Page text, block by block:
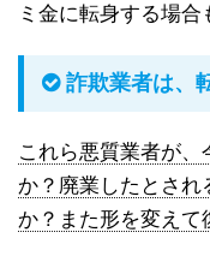
ミ金に転身する場合
詐欺業者は、
これら悪質業者が
か？廃業したとさ
か？また形を変えて